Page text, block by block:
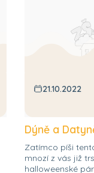
21.10.2022
Dýně a
Zatímco píši
mnozí z vás již
halloweenské